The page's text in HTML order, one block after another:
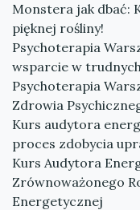
Monstera jak dbać:
pięknej rośliny!
Psychoterapia
wsparcie w
Psychoterapia
Zdrowia
Kurs audytora
proces zdobycia
Kurs Audytora
Zrównoważonego
Energetycznej